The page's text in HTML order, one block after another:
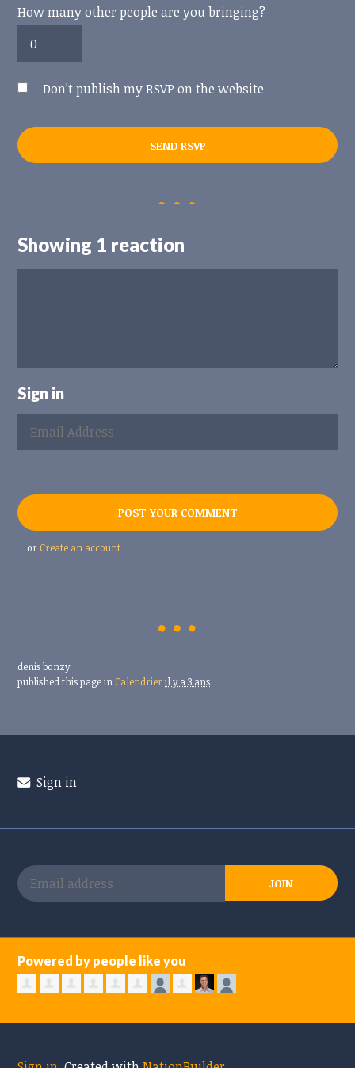
How many other people are you bringing?
Don't publish my RSVP on the website
Showing 1 reaction
Sign in
or Create an account
denis bonzy
published this page in Calendrier il y a 3 ans
Sign in
Powered by people like you